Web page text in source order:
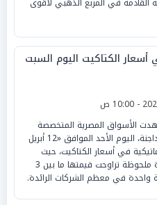
الكتاكيت اليوم السبت
الأسواق المصرية المتخصصة
في قطاع الثروة الداجنة، اليوم الأحد الموافق «12 أبريل
في أسعار الكتاكيت، حيث
سجلت الأسعار قفزة ملحوظة تراوحت قيمتها ما بين 3